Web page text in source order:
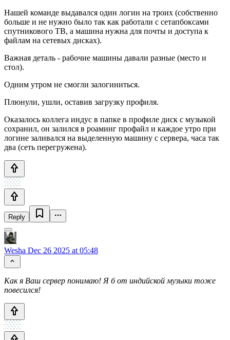
Нашей команде выдавался один логин на троих (собственно
больше и не нужно было так как работали с сетапбоксами
спутникового ТВ, а машина нужна для почты и доступа к
файлам на сетевых дисках).
Важная деталь - рабочие машины давали разные (место и
стол).
Одним утром не смогли залогиниться.
Плюнули, ушли, оставив загрузку профиля.
Оказалось коллега индус в папке в профиле диск с музыкой
сохранил, он залился в роаминг профайл и каждое утро при
логине заливался на выделенную машину с сервера, часа так
два (сеть перегружена).
Reply
Wesha Dec 26 2025 at 05:48
Как я Ваш сервер понимаю! Я б от индийской музыки тоже
повесился!